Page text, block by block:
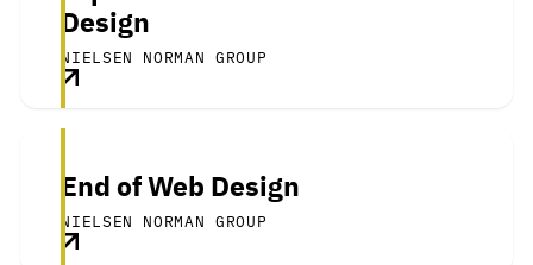
Design
NIELSEN NORMAN GROUP
End of Web Design
NIELSEN NORMAN GROUP